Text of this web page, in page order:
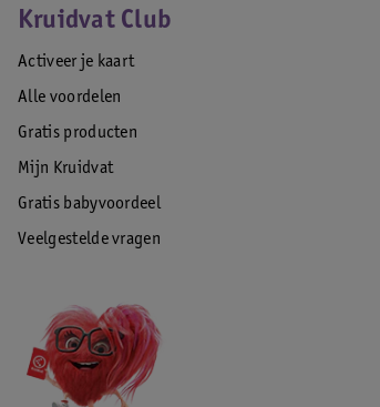
Kruidvat Club
Activeer je kaart
Alle voordelen
Gratis producten
Mijn Kruidvat
Gratis babyvoordeel
Veelgestelde vragen